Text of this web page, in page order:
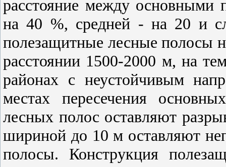
расстояние между
на 40 %, средней - на 20 и
полезащитные лесные полосы
расстоянии 1500-2000 м, на
районах с неустойчивым
местах пересечения
лесных полос оставляют
шириной до 10 м оставляют
полосы. Конструкция